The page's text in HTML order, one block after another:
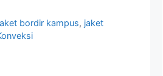
bordir kampus, jaket